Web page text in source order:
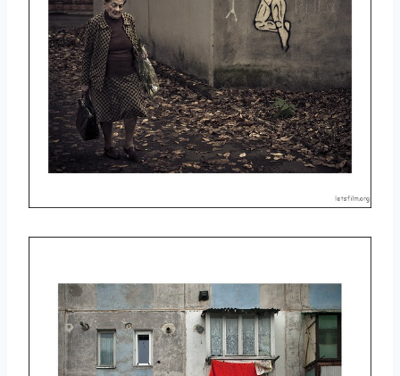
取消 搜索